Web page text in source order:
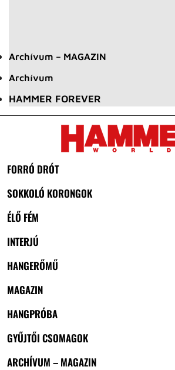
Archívum – MAGAZIN
Archívum
HAMMER FOREVER
FORRÓ DRÓT
SOKKOLÓ KORONGOK
ÉLŐ FÉM
INTERJÚ
HANGERŐMŰ
MAGAZIN
HANGPRÓBA
GYŰJTŐI CSOMAGOK
ARCHÍVUM – MAGAZIN